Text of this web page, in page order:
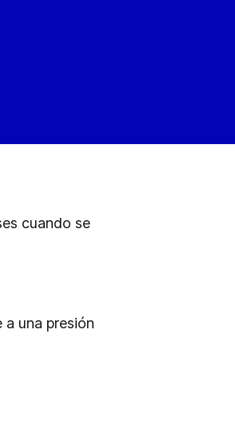
cuando se
una presión